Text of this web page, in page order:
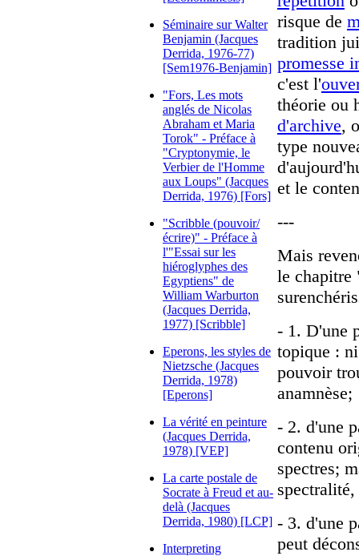
Séminaire sur Walter
Benjamin (Jacques
Derrida, 1976-77)
[Sem1976-Benjamin]
"Fors, Les mots
anglés de Nicolas
Abraham et Maria
Torok" - Préface à
"Cryptonymie, le
Verbier de l'Homme
aux Loups" (Jacques
Derrida, 1976) [Fors]
"Scribble (pouvoir/
écrire)" - Préface à
l'"Essai sur les
hiéroglyphes des
Egyptiens" de
William Warburton
(Jacques Derrida,
1977) [Scribble]
Eperons, les styles de
Nietzsche (Jacques
Derrida, 1978)
[Eperons]
La vérité en peinture
(Jacques Derrida,
1978) [VEP]
La carte postale de
Socrate à Freud et au-
delà (Jacques
Derrida, 1980) [LCP]
Interpreting
risque de
tradition
promesse
c'est l'
théorie ou
d'archive,
type
et le
---
Mais
le chapitre
- 1. D'une
topique :
pouvoir
anamnèse;
- 2. d'une
contenu
spectres;
- 3. d'une
peut